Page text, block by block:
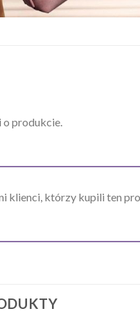
o produkcie.
klienci, którzy kupili ten